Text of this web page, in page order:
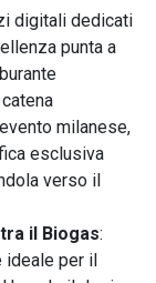
digitali dedicati
punta a
milanese,
esclusiva
verso il
il Biogas:
ideale per il